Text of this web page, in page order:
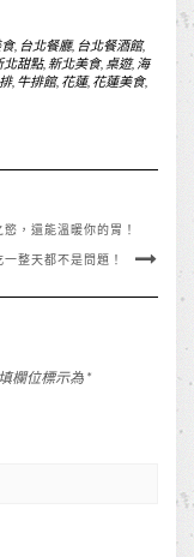
, 台北餐廳, 台北餐酒館,
北甜點, 新北美食, 桌遊, 海
, 牛排館, 花蓮, 花蓮美食,
，還能溫暖你的胃！
整天都不是問題！
欄位標示為 *